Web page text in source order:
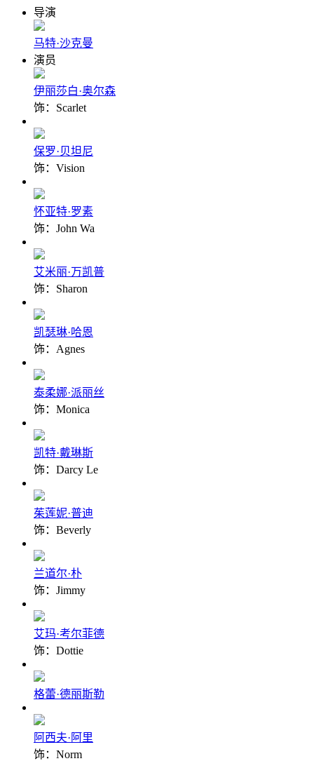
导演
马特·沙克曼
演员
伊丽莎白·奥尔森
饰：Scarlet
保罗·贝坦尼
饰：Vision
怀亚特·罗素
饰：John Wa
艾米丽·万凯普
饰：Sharon
凯瑟琳·哈恩
饰：Agnes
泰柔娜·派丽丝
饰：Monica
凯特·戴琳斯
饰：Darcy Le
茱莲妮·普迪
饰：Beverly
兰道尔·朴
饰：Jimmy
艾玛·考尔菲德
饰：Dottie
格蕾·德丽斯勒
阿西夫·阿里
饰：Norm